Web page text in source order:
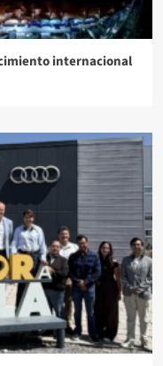
internacional